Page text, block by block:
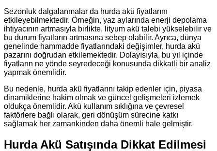
Sezonluk dalgalanmalar da hurda akü fiyatlarını
etkileyebilmektedir. Örneğin, yaz aylarında enerji depolama
ihtiyacının artmasıyla birlikte, lityum akü talebi yükselebilir ve
bu durum fiyatların artmasına sebep olabilir. Ayrıca, dünya
genelinde hammadde fiyatlarındaki değişimler, hurda akü
pazarını doğrudan etkilemektedir. Dolayısıyla, bu yıl içinde
fiyatların ne yönde seyredeceği konusunda dikkatli bir analiz
yapmak önemlidir.
Bu nedenle, hurda akü fiyatlarını takip edenler için, piyasa
dinamiklerine hakim olmak ve güncel gelişmeleri izlemek
oldukça önemlidir. Akü kullanım sıklığına ve çevresel
faktörlere bağlı olarak, geri dönüşüm sürecine katkı
sağlamak her zamankinden daha önemli hale gelmiştir.
Hurda Akü Satışında Dikkat Edilmesi